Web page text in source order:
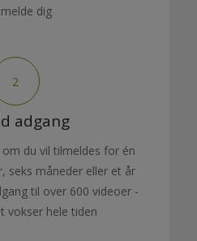
dig
2
adgang
du vil tilmeldes for én
seks måneder eller et år
til over 600 videoer -
vokser hele tiden